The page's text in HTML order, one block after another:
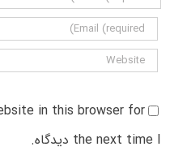
in this browser for
the next time I دیدگاه.